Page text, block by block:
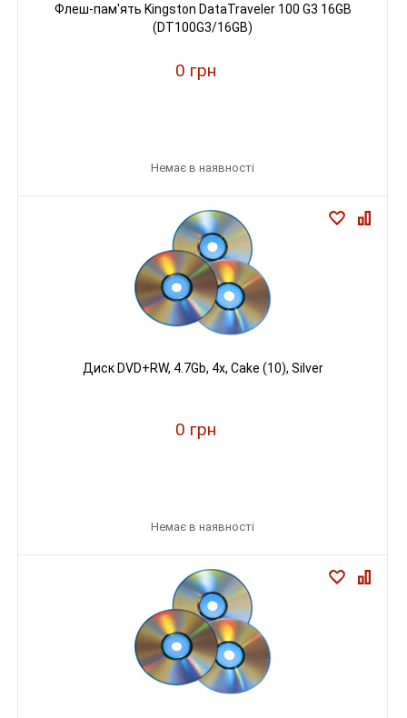
Флеш-пам'ять Kingston DataTraveler 100 G3 16GB
(DT100G3/16GB)
0 грн
Немає в наявності
Диск DVD+RW, 4.7Gb, 4х, Cake (10), Silver
0 грн
Немає в наявності